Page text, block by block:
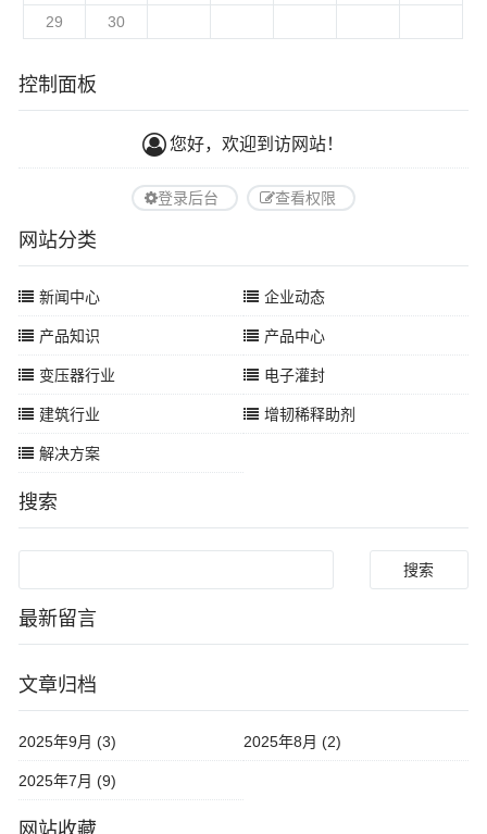
29
30
控制面板
您好，欢迎到访网站！
登录后台 查看权限
网站分类
新闻中心 企业动态
产品知识 产品中心
变压器行业 电子灌封
建筑行业 增韧稀释助剂
解决方案
搜索
最新留言
文章归档
2025年9月 (3) 2025年8月 (2)
2025年7月 (9)
网站收藏